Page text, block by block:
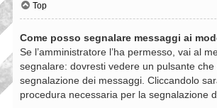
Top
Come posso segnalare messaggi ai
Se l’amministratore l’ha permesso, vai al
segnalare: dovresti vedere un pulsante
segnalazione dei messaggi. Cliccandolo
procedura necessaria per la segnalazione